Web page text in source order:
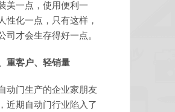
美一点，使用便利一
性化一点，只有这样，
司才会生存得好一点。
重客户、轻销量
动门生产的企业家朋友
近期自动门行业陷入了